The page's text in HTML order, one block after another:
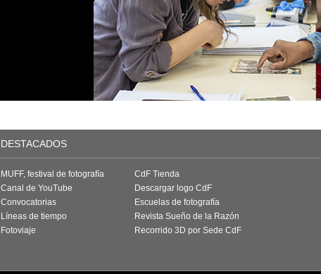
DESTACADOS
MUFF, festival de fotografía
Canal de YouTube
Convocatorias
Líneas de tiempo
Fotoviaje
CdF Tienda
Descargar logo CdF
Escuelas de fotografía
Revista Sueño de la Razón
Recorrido 3D por Sede CdF